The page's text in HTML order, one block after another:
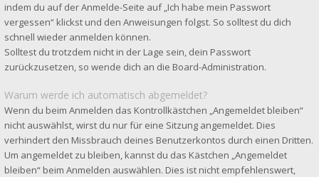
indem du auf der Anmelde-Seite auf „Ich habe mein Passwort
vergessen“ klickst und den Anweisungen folgst. So solltest du dich
schnell wieder anmelden können.
Solltest du trotzdem nicht in der Lage sein, dein Passwort
zurückzusetzen, so wende dich an die Board-Administration.
Warum werde ich automatisch abgemeldet?
Wenn du beim Anmelden das Kontrollkästchen „Angemeldet bleiben“
nicht auswählst, wirst du nur für eine Sitzung angemeldet. Dies
verhindert den Missbrauch deines Benutzerkontos durch einen Dritten.
Um angemeldet zu bleiben, kannst du das Kästchen „Angemeldet
bleiben“ beim Anmelden auswählen. Dies ist nicht empfehlenswert,